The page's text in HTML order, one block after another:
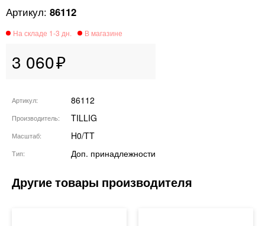
86112
3 060
Артикул 86112
Производитель TILLIG
Масштаб H0/TT
Тип Доп. принадлежности